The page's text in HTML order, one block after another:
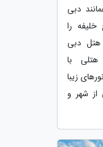
دبی
را
هتل دبی
Leva Hotel Apartments هتلی با
زیبا
از شهر و